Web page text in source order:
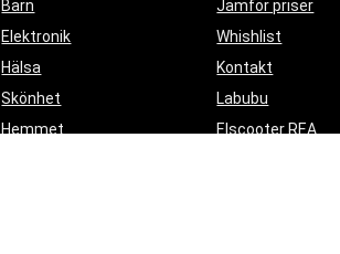
Barn
Elektronik
Hälsa
Skönhet
Hemmet
Jämför priser
Whishlist
Kontakt
Labubu
Elscooter REA